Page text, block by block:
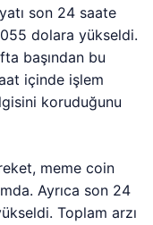
son 24 saate
dolara yükseldi.
başından bu
içinde işlem
koruduğunu
meme coin
Ayrıca son 24
Toplam arzı